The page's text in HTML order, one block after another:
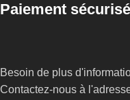
Paiement sécurisé
Besoin de plus
Contactez-nous à